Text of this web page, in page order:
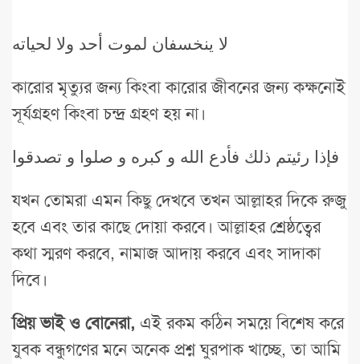
لا ينخسفان لموت أحد ولا لحياته
কারোর মৃত্যুর জন্য কিংবা কারোর জীবনের জন্য কক্ষনোই
সূর্যগ্রহণ কিংবা চন্দ্র গ্রহণ হয় না।
فإذا رئيتم ذلك فأدع الله و كبره و صلوا و تصدقوا
যখন তোমরা এমন কিছু দেখবে তখন আল্লাহর দিকে রুজু
হবে এবং তার কাছে দোয়া করবে। আল্লাহর শ্রেষ্ঠত্বের
কথা স্মরণ করবে, নামাজ আদায় করবে এবং সাদাকা
দিবে।
প্রিয় ভাই ও বোনেরা, এই রকম কঠিন সময়ে বিশেষ করে
যুবক বন্ধুগণের মনে অনেক প্রশ্ন ঘুরপাক খাচ্ছে, তা আমি